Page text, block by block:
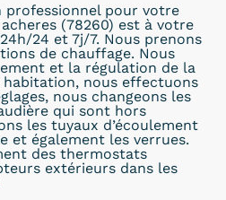
professionnel pour votre
(78260) est à votre
24 et 7j/7. Nous prenons
de chauffage. Nous
et la régulation de la
nous effectuons
nous changeons les
qui sont hors
les tuyaux d’écoulement
et également les verrues.
des thermostats
extérieurs dans les